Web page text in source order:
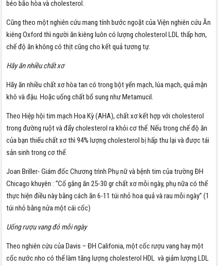
béo bão hòa và cholesterol.
Cũng theo một nghiên cứu mang tính bước ngoặt của Viện nghiên cứu Ăn
kiêng Oxford thì người ăn kiêng luôn có lượng cholesterol LDL thấp hơn,
chế độ ăn không có thịt cũng cho kết quả tương tự.
Hãy ăn nhiều chất xơ
Hãy ăn nhiều chất xơ hòa tan có trong bột yến mạch, lúa mạch, quả mận
khô và đậu. Hoặc uống chất bổ sung như Metamucil.
Theo Hiệp hội tim mạch Hoa Kỳ (AHA), chất xơ kết hợp với cholesterol
trong đường ruột và đẩy cholesterol ra khỏi cơ thể. Nếu trong chế độ ăn
của bạn thiếu chất xơ thì 94% lượng cholesterol bị hấp thu lại và được tái
sản sinh trong cơ thể.
Joan Briller- Giám đốc Chương trình Phụ nữ và bệnh tim của trường ĐH
Chicago khuyên : “Cố gắng ăn 25-30 gr chất xơ mỗi ngày, phụ nữa có thể
thực hiện điều này bằng cách ăn 6-11 túi nhỏ hoa quả và rau mỗi ngày” (1
túi nhỏ bằng nửa một cái cốc)
Uống rượu vang đỏ mỗi ngày
Theo nghiên cứu của Davis – ĐH Califonia, một cốc rượu vang hay một
cốc nước nho có thể làm tăng lượng cholesterol HDL và giảm lượng LDL